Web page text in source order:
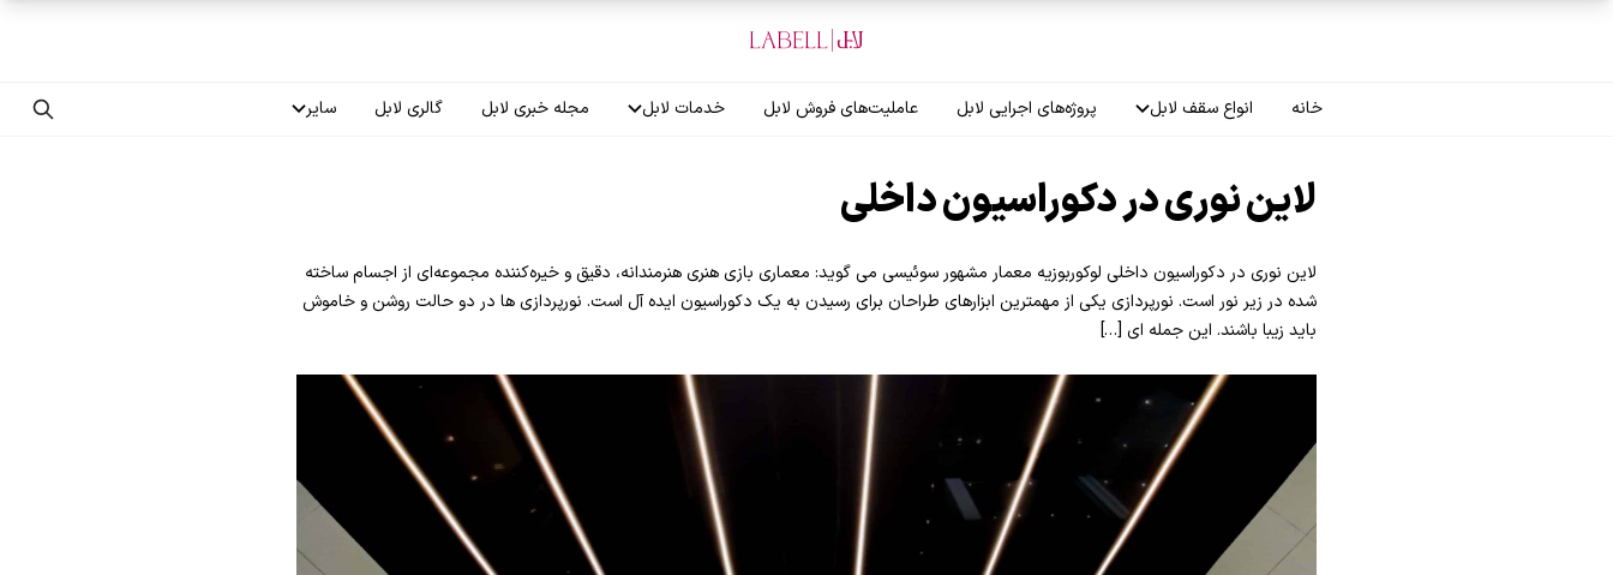
خانه انواع سقف لابل
سقف لاکر
سقف گلکسی
سقف مات
پروژه‌های اجرایی لابل عاملیت‌های فروش لابل خدمات لابل مجله خبری لابل گالری لابل سایر
سوالات متداول
لاین نوری در دکوراسیون داخلی
لاین نوری در دکوراسیون داخلی لوکوربوزیه معمار مشهور سوئیسی می گوید: معماری بازی هنری هنرمندانه، دقیق و خیره‌کننده مجموعه‌ای از اجسام ساخته
شده در زیر نور است. نورپردازی یکی از مهمترین ابزارهای طراحان برای رسیدن به یک دکوراسیون ایده آل است. نورپردازی ها در دو حالت روشن و خاموش
باید زیبا باشند. این جمله ای […]